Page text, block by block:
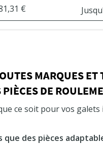
€
MARQUES ET
DE
ce soit pour vos
des pièces